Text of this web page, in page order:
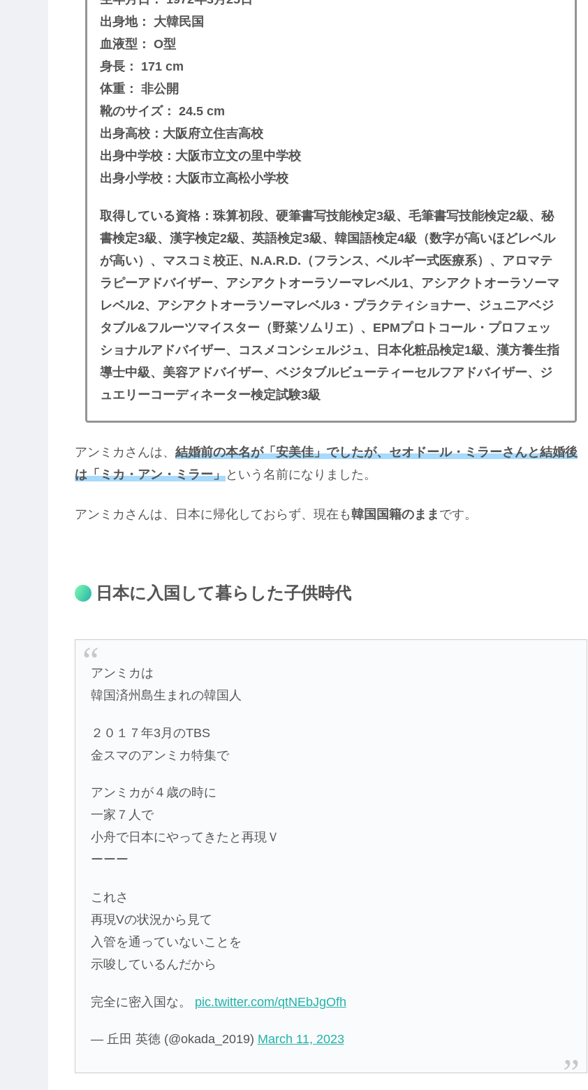
出身地： 大韓民国
血液型： O型
身長： 171 cm
体重： 非公開
靴のサイズ： 24.5 cm
出身高校：大阪府立住吉高校
出身中学校：大阪市立文の里中学校
出身小学校：大阪市立高松小学校
取得している資格：珠算初段、硬筆書写技能検定3級、毛筆書写技能検定2級、秘
書検定3級、漢字検定2級、英語検定3級、韓国語検定4級（数字が高いほどレベル
が高い）、マスコミ校正、N.A.R.D.（フランス、ベルギー式医療系）、アロマテ
ラピーアドバイザー、アシアクトオーラソーマレベル1、アシアクトオーラソーマ
レベル2、アシアクトオーラソーマレベル3・プラクティショナー、ジュニアベジ
タブル&フルーツマイスター（野菜ソムリエ）、EPMプロトコール・プロフェッ
ショナルアドバイザー、コスメコンシェルジュ、日本化粧品検定1級、漢方養生指
導士中級、美容アドバイザー、ベジタブルビューティーセルフアドバイザー、ジ
ュエリーコーディネーター検定試験3級
アンミカさんは、 結婚前の本名が「安美佳」でしたが、セオドール・ミラーさんと結婚後
は「ミカ・アン・ミラー」という名前になりました。
アンミカさんは、日本に帰化しておらず、現在も韓国国籍のまま です。
日本に入国して暮らした子供時代
アンミカは
韓国済州島生まれの韓国人
２０１７年3月のTBS
金スマのアンミカ特集で
アンミカが４歳の時に
一家７人で
小舟で日本にやってきたと再現Ｖ
ーーー
これさ
再現Vの状況から見て
入管を通っていないことを
示唆しているんだから
完全に密入国な。 pic.twitter.com/qtNEbJgOfh
— 丘田 英徳 (@okada_2019) March 11, 2023